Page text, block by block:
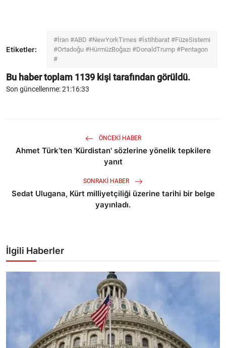
Etiketler:
#İran #ABD #NewYorkTimes #İstihbarat #FüzeSistemi
#Ortadoğu #HürmüzBoğazı #DonaldTrump #Pentagon
#
Bu haber toplam 1139 kişi tarafından görüldü.
Son güncellenme: 21:16:33
ÖNCEKI HABER
Ahmet Türk’ten 'Kürdistan' sözlerine yönelik tepkilere
yanıt
SONRAKI HABER
Sedat Ulugana, Kürt milliyetçiliği üzerine tarihi bir belge
yayınladı.
İlgili Haberler